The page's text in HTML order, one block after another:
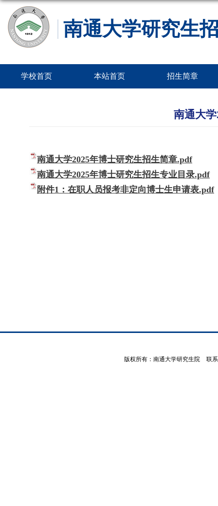
南通大学研究生
学校首页 本站首页 招生简章
南通大
南通大学2025年博士研究生招生简章.pdf
南通大学2025年博士研究生招生专业目录.pdf
附件1：在职人员报考非定向博士生申请表.pdf
版权所有：南通大学研究生院 联